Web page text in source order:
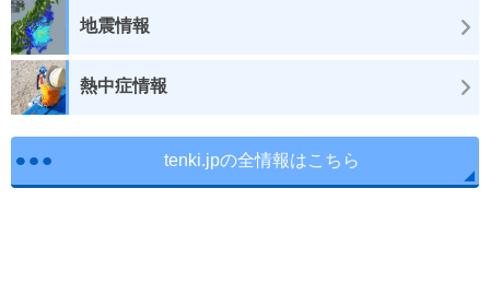
地震情報
熱中症情報
tenki.jpの全情報はこちら